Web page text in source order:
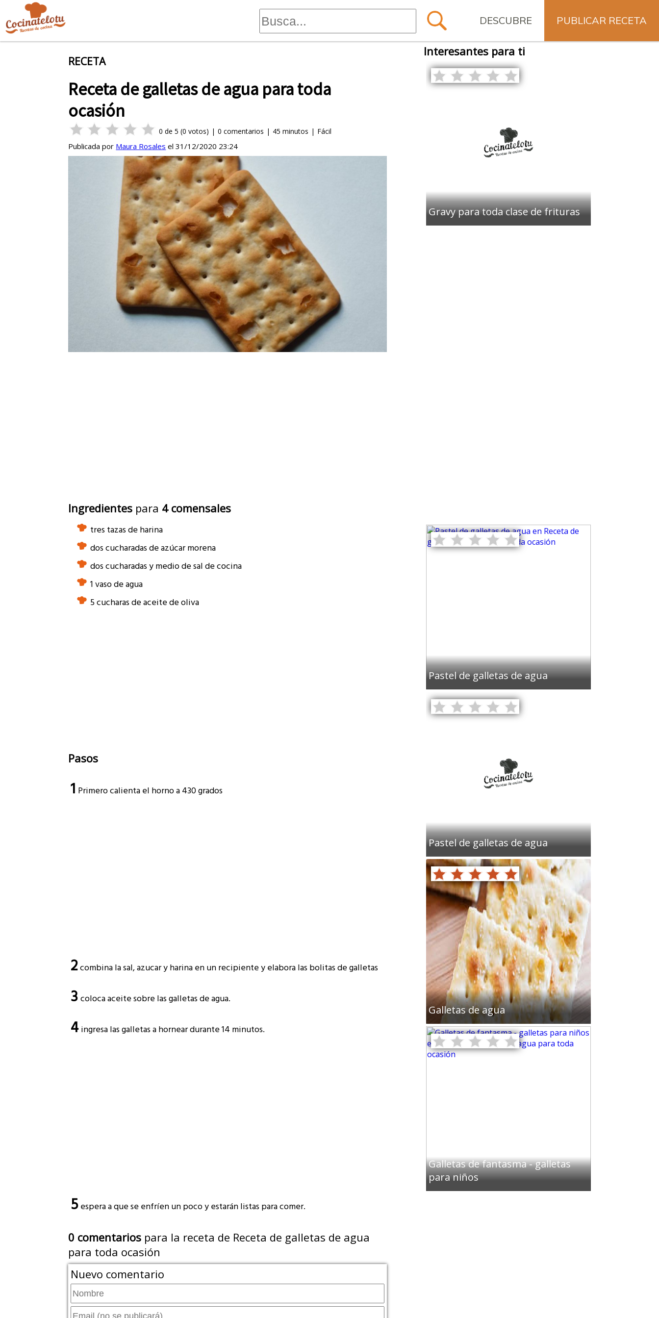
PUBLICAR RECETA
DESCUBRE
RECETA
Receta de galletas de agua para toda
ocasión
0 de5 (0 votos) | 0 comentarios | 45 minutos | Fácil
Publicada por Maura Rosales el31/12/2020 23:24
Ingredientes para 4 comensales
tres tazas de harina
dos cucharadas de azúcar morena
dos cucharadas y medio de sal de cocina
1 vaso de agua
5 cucharas de aceite de oliva
Pasos
1 Primero calienta el horno a 430 grados
2combina la sal, azucar y harina en un recipiente y elabora las bolitas de galletas
3 coloca aceite sobre las galletas de agua.
4 ingresa las galletas a hornear durante 14 minutos.
5 espera a que se enfríen un poco y estarán listas para comer.
0 comentarios para la receta de Receta de galletas de agua
para toda ocasión
Nuevo comentario
Interesantes para ti
Gravy para toda clase de frituras
Pastel de galletas de agua
Pastel de galletas de agua
Galletas de agua
Galletas de fantasma - galletas
para niños